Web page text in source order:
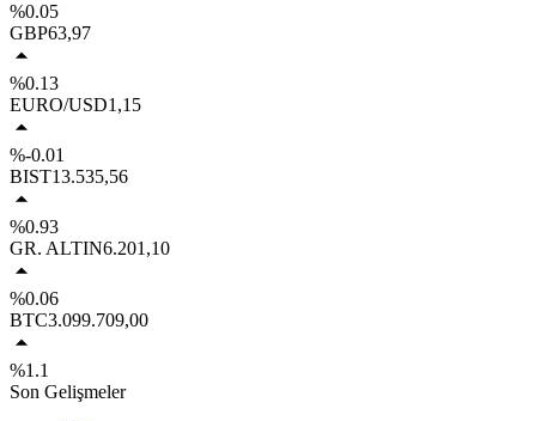
%0.05
GBP63,97
%0.13
EURO/USD1,15
%-0.01
BIST13.535,56
%0.93
GR. ALTIN6.201,10
%0.06
BTC3.099.709,00
%1.1
Son Gelişmeler